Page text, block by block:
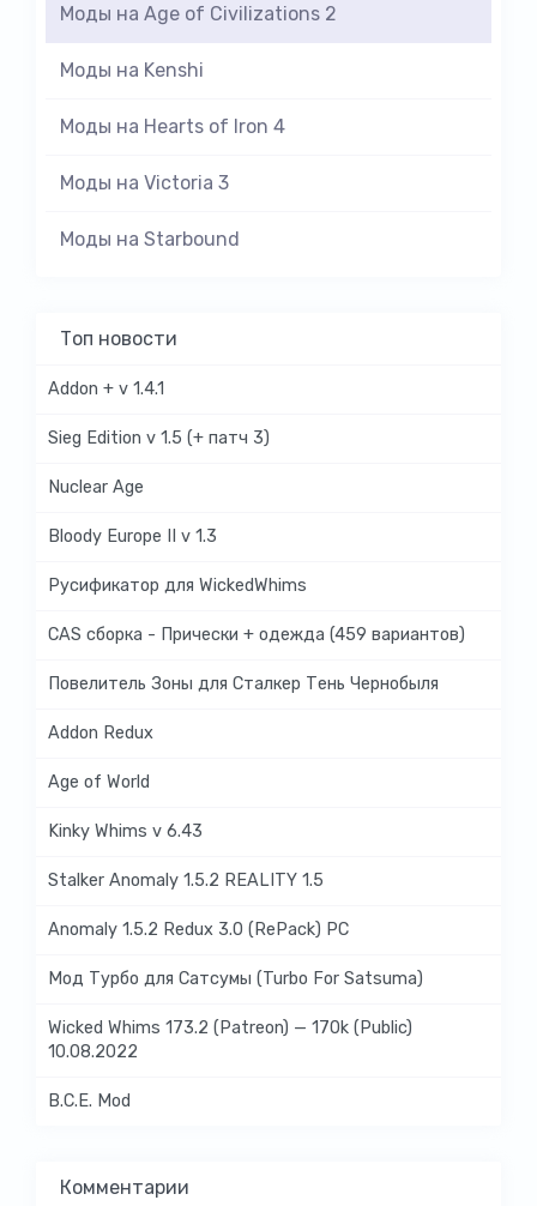
Моды на Age of Civilizations 2
Моды на Kenshi
Моды на Hearts of Iron 4
Моды на Victoria 3
Моды на Starbound
Топ новости
Addon + v 1.4.1
Sieg Edition v 1.5 (+ патч 3)
Nuclear Age
Bloody Europe II v 1.3
Русификатор для WickedWhims
CAS сборка - Прически + одежда (459 вариантов)
Повелитель Зоны для Сталкер Тень Чернобыля
Addon Redux
Age of World
Kinky Whims v 6.43
Stalker Anomaly 1.5.2 REALITY 1.5
Anomaly 1.5.2 Redux 3.0 (RePack) PC
Мод Турбо для Сатсумы (Turbo For Satsuma)
Wicked Whims 173.2 (Patreon) — 170k (Public)
10.08.2022
B.C.E. Mod
Комментарии